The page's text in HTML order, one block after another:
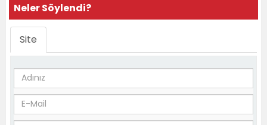
Neler Söylendi?
Site